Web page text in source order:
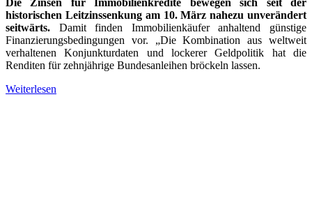
historischen Leitzinssenkung am 10. März nahezu unverändert
seitwärts. Damit finden Immobilienkäufer anhaltend günstige
Finanzierungsbedingungen vor. „Die Kombination aus weltweit
verhaltenen Konjunkturdaten und lockerer Geldpolitik hat die
Renditen für zehnjährige Bundesanleihen bröckeln lassen.
Weiterlesen